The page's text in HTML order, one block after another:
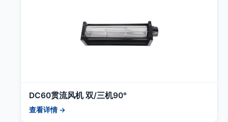
DC60贯流风机 双/三机90°
查看详情 →